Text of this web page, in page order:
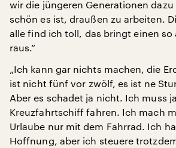
wir die jüngeren Generationen
schön es ist, draußen zu arbeiten.
alle find ich toll, das bringt einen so
raus.“
„Ich kann gar nichts machen, die
ist nicht fünf vor zwölf, es ist ne
Aber es schadet ja nicht. Ich muss
Kreuzfahrtschiff fahren. Ich mach
Urlaube nur mit dem Fahrrad. Ich
Hoffnung, aber ich steuere